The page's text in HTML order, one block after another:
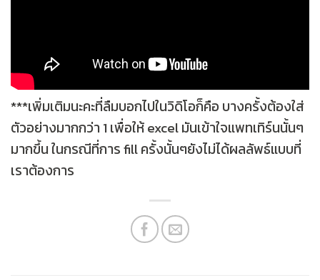
***เพิ่มเติมนะคะที่ลืมบอกไปในวิดิโอก็คือ บางครั้งต้องใส่
ตัวอย่างมากกว่า 1 เพื่อให้ excel มันเข้าใจแพทเทิร์นนั้นๆ
มากขึ้น ในกรณีที่การ fill ครั้งนั้นๆยังไม่ได้ผลลัพธ์แบบที่
เราต้องการ